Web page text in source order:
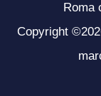
Roma
Copyright